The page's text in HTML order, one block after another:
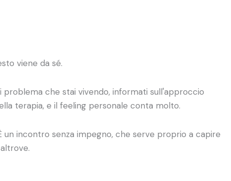
viene da sé.
che stai vivendo, informati sull'approccio
terapia, e il feeling personale conta molto.
incontro senza impegno, che serve proprio a capire